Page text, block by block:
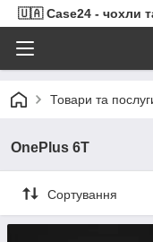
🇺🇦 Case24 - чохли
Товари та
OnePlus 6T
Сортування